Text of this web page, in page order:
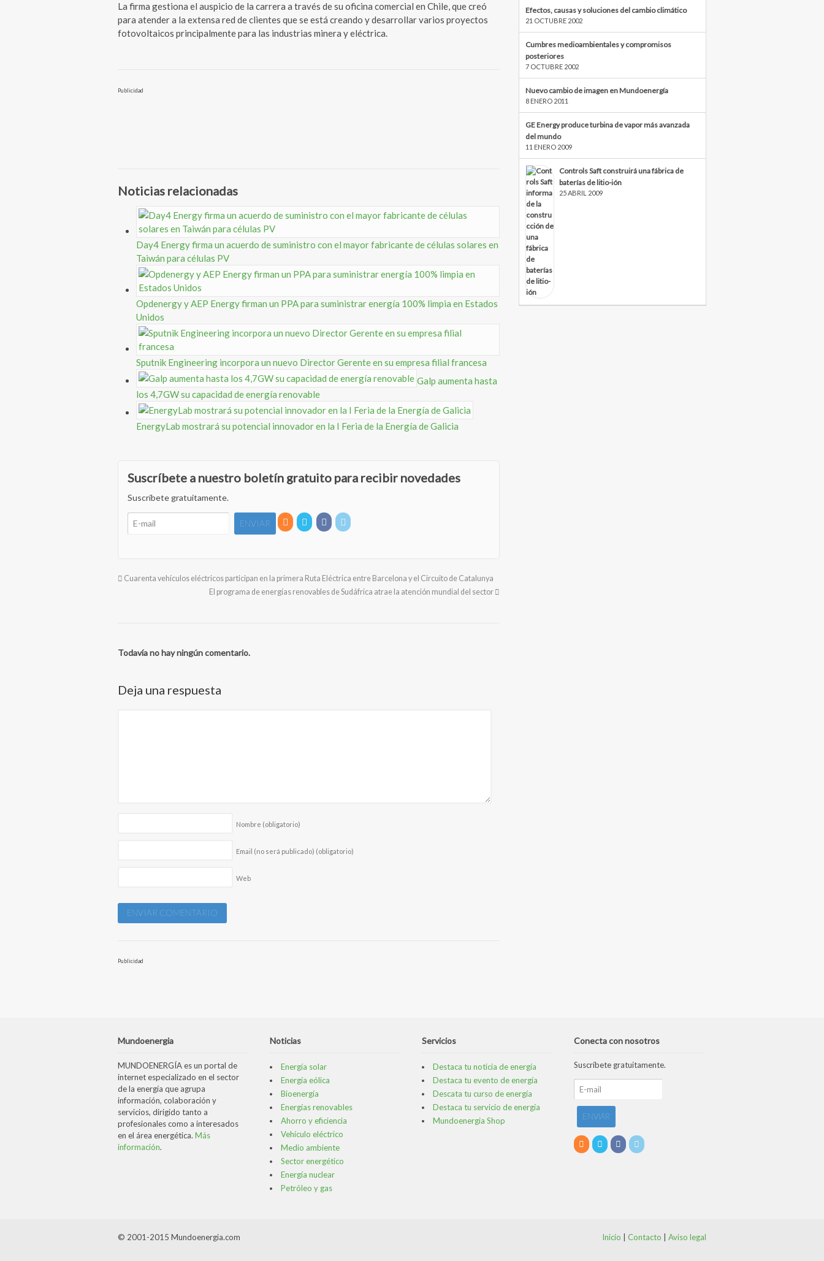
La firma gestiona el auspicio de la carrera a través de su oficina comercial en Chile, que creó
para atender a la extensa red de clientes que se está creando y desarrollar varios proyectos
fotovoltaicos principalmente para las industrias minera y eléctrica.
Publicidad
Noticias relacionadas
Day4 Energy firma un acuerdo de suministro con el mayor fabricante de células solares en
Taiwán para células PV
Opdenergy y AEP Energy firman un PPA para suministrar energía 100% limpia en Estados
Unidos
Sputnik Engineering incorpora un nuevo Director Gerente en su empresa filial francesa
Galp aumenta hasta
los 4,7GW su capacidad de energía renovable
EnergyLab mostrará su potencial innovador en la I Feria de la Energía de Galicia
Suscríbete a nuestro boletín gratuito para recibir novedades
Suscríbete gratuitamente.
Cuarenta vehículos eléctricos participan en la primera Ruta Eléctrica entre Barcelona y el Circuito de Catalunya
El programa de energías renovables de Sudáfrica atrae la atención mundial del sector
Todavía no hay ningún comentario.
Deja una respuesta
Nombre (obligatorio)
Email (no será publicado) (obligatorio)
Web
Publicidad
Efectos, causas y soluciones del cambio climático
21 OCTUBRE 2002
Cumbres medioambientales y compromisos
posteriores
7 OCTUBRE 2002
Nuevo cambio de imagen en Mundoenergía
8 ENERO 2011
GE Energy produce turbina de vapor más avanzada
del mundo
11 ENERO 2009
Controls Saft construirá una fábrica de
baterías de litio-ión
25 ABRIL 2009
Mundoenergia
MUNDOENERGÍA es un portal de
internet especializado en el sector
de la energía que agrupa
información, colaboración y
servicios, dirigido tanto a
profesionales como a interesados
en el área energética. Más
información.
Noticias
Energía solar
Energía eólica
Bioenergía
Energías renovables
Ahorro y eficiencia
Vehículo eléctrico
Medio ambiente
Sector energético
Energía nuclear
Petróleo y gas
Servicios
Destaca tu noticia de energía
Destaca tu evento de energía
Descata tu curso de energía
Destaca tu servicio de energía
Mundoenergia Shop
Conecta con nosotros
Suscríbete gratuitamente.
© 2001-2015 Mundoenergia.com Inicio Contacto Aviso legal